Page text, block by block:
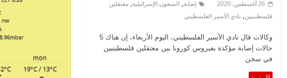
26 أغسطس، 2020 إصابة,السجون الإسرائيلية,معتقلين
فلسطينيين,نادي الأسير الفلسطيني
وكالات قال نادي الأسير الفلسطيني، اليوم الأربعاء، إن هناك 5
حالات إصابة مؤكدة بفيروس كورونا بين معتقلين فلسطينيين
في سجن
nw
mbar
mon
19°C/ 13°C
°C